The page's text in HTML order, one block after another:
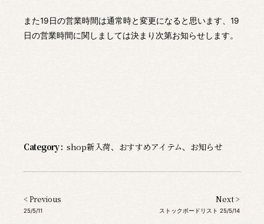
また19日の営業時間は通常時と変更になると思います、19
日の営業時間に関しましては決まり次第お知らせします。
Category : shop新入荷、 おすすめアイテム、 お知らせ
< Previous
25/5/11
Next >
ストックボードリスト 25/5/14